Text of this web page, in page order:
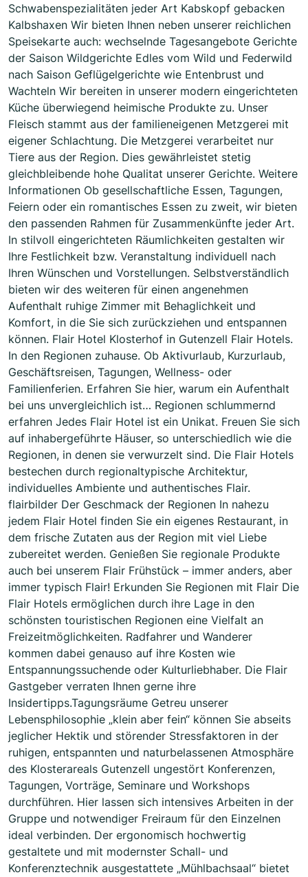
Schwabenspezialitäten jeder Art Kabskopf gebacken
Kalbshaxen Wir bieten Ihnen neben unserer reichlichen
Speisekarte auch: wechselnde Tagesangebote Gerichte
der Saison Wildgerichte Edles vom Wild und Federwild
nach Saison Geflügelgerichte wie Entenbrust und
Wachteln Wir bereiten in unserer modern eingerichteten
Küche überwiegend heimische Produkte zu. Unser
Fleisch stammt aus der familieneigenen Metzgerei mit
eigener Schlachtung. Die Metzgerei verarbeitet nur
Tiere aus der Region. Dies gewährleistet stetig
gleichbleibende hohe Qualitat unserer Gerichte. Weitere
Informationen Ob gesellschaftliche Essen, Tagungen,
Feiern oder ein romantisches Essen zu zweit, wir bieten
den passenden Rahmen für Zusammenkünfte jeder Art.
In stilvoll eingerichteten Räumlichkeiten gestalten wir
Ihre Festlichkeit bzw. Veranstaltung individuell nach
Ihren Wünschen und Vorstellungen. Selbstverständlich
bieten wir des weiteren für einen angenehmen
Aufenthalt ruhige Zimmer mit Behaglichkeit und
Komfort, in die Sie sich zurückziehen und entspannen
können. Flair Hotel Klosterhof in Gutenzell Flair Hotels.
In den Regionen zuhause. Ob Aktivurlaub, Kurzurlaub,
Geschäftsreisen, Tagungen, Wellness- oder
Familienferien. Erfahren Sie hier, warum ein Aufenthalt
bei uns unvergleichlich ist… Regionen schlummernd
erfahren Jedes Flair Hotel ist ein Unikat. Freuen Sie sich
auf inhabergeführte Häuser, so unterschiedlich wie die
Regionen, in denen sie verwurzelt sind. Die Flair Hotels
bestechen durch regionaltypische Architektur,
individuelles Ambiente und authentisches Flair.
flairbilder Der Geschmack der Regionen In nahezu
jedem Flair Hotel finden Sie ein eigenes Restaurant, in
dem frische Zutaten aus der Region mit viel Liebe
zubereitet werden. Genießen Sie regionale Produkte
auch bei unserem Flair Frühstück – immer anders, aber
immer typisch Flair! Erkunden Sie Regionen mit Flair Die
Flair Hotels ermöglichen durch ihre Lage in den
schönsten touristischen Regionen eine Vielfalt an
Freizeitmöglichkeiten. Radfahrer und Wanderer
kommen dabei genauso auf ihre Kosten wie
Entspannungssuchende oder Kulturliebhaber. Die Flair
Gastgeber verraten Ihnen gerne ihre
Insidertipps.Tagungsräume Getreu unserer
Lebensphilosophie „klein aber fein“ können Sie abseits
jeglicher Hektik und störender Stressfaktoren in der
ruhigen, entspannten und naturbelassenen Atmosphäre
des Klosterareals Gutenzell ungestört Konferenzen,
Tagungen, Vorträge, Seminare und Workshops
durchführen. Hier lassen sich intensives Arbeiten in der
Gruppe und notwendiger Freiraum für den Einzelnen
ideal verbinden. Der ergonomisch hochwertig
gestaltete und mit modernster Schall- und
Konferenztechnik ausgestattete „Mühlbachsaal“ bietet